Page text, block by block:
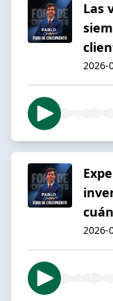
Las
2026-
2026-